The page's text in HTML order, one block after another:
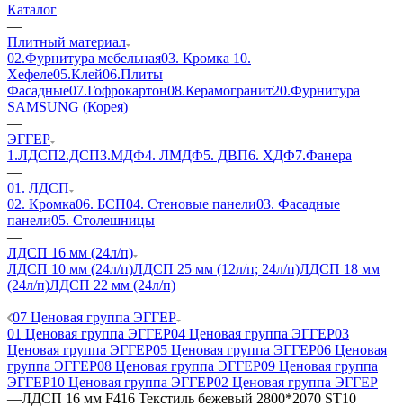
Каталог
—
Плитный материал
02.Фурнитура мебельная03. Кромка 10.
Хефеле05.Клей06.Плиты
Фасадные07.Гофрокартон08.Керамогранит20.Фурнитура
SAMSUNG (Корея)
—
ЭГГЕР
1.ЛДСП2.ДСП3.МДФ4. ЛМДФ5. ДВП6. ХДФ7.Фанера
—
01. ЛДСП
02. Кромка06. БСП04. Стеновые панели03. Фасадные
панели05. Столешницы
—
ЛДСП 16 мм (24л/п)
ЛДСП 10 мм (24л/п)ЛДСП 25 мм (12л/п; 24л/п)ЛДСП 18 мм
(24л/п)ЛДСП 22 мм (24л/п)
—
07 Ценовая группа ЭГГЕР
01 Ценовая группа ЭГГЕР04 Ценовая группа ЭГГЕР03
Ценовая группа ЭГГЕР05 Ценовая группа ЭГГЕР06 Ценовая
группа ЭГГЕР08 Ценовая группа ЭГГЕР09 Ценовая группа
ЭГГЕР10 Ценовая группа ЭГГЕР02 Ценовая группа ЭГГЕР
—ЛДСП 16 мм F416 Текстиль бежевый 2800*2070 ST10